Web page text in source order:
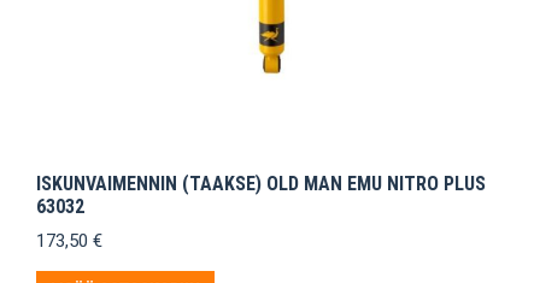
ISKUNVAIMENNIN (TAAKSE) OLD MAN EMU NITRO PLUS
63032
173,50 €